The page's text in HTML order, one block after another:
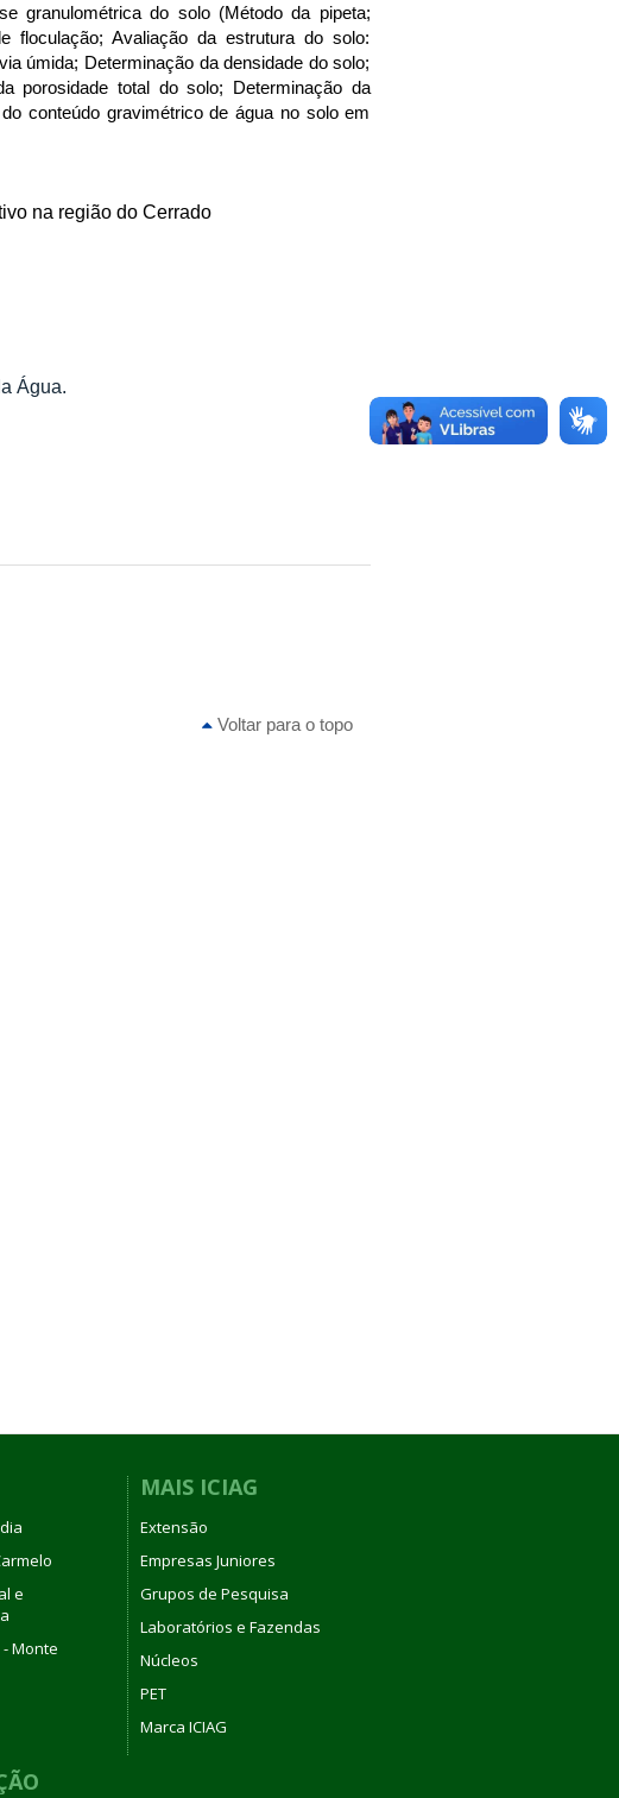
granulométrica do solo (Método da pipeta;
floculação; Avaliação da estrutura do solo:
úmida; Determinação da densidade do solo;
porosidade total do solo; Determinação da
conteúdo gravimétrico de água no solo em
na região do Cerrado
Água.
Voltar para o topo
e
Monte
MAIS ICIAG
Extensão
Empresas Juniores
Grupos de Pesquisa
Laboratórios e Fazendas
Núcleos
PET
Marca ICIAG